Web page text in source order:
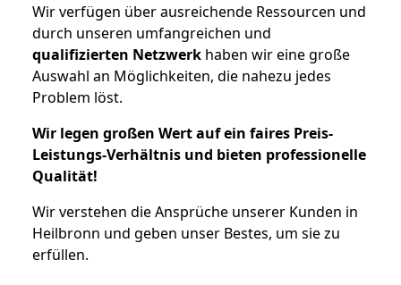
Wir verfügen über ausreichende Ressourcen und
durch unseren umfangreichen und
qualifizierten Netzwerk haben wir eine große
Auswahl an Möglichkeiten, die nahezu jedes
Problem löst.
Wir legen großen Wert auf ein faires Preis-
Leistungs-Verhältnis und bieten professionelle
Qualität!
Wir verstehen die Ansprüche unserer Kunden in
Heilbronn und geben unser Bestes, um sie zu
erfüllen.